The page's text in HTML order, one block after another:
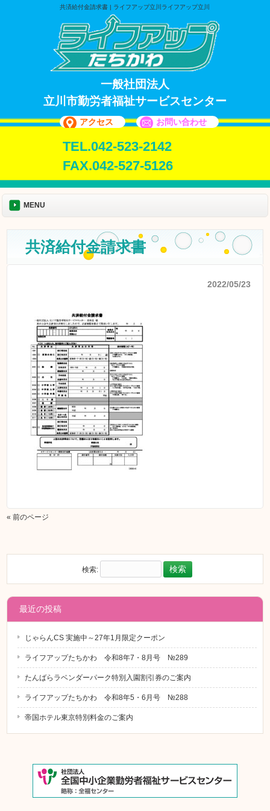
共済給付金請求書 | ライフアップ立川ライフアップ立川
一般社団法人
立川市勤労者福祉サービスセンター
アクセス お問い合わせ
TEL.042-523-2142
FAX.042-527-5126
MENU
共済給付金請求書
2022/05/23
« 前のページ
検索:
最近の投稿
じゃらんCS 実施中～27年1月限定クーポン
ライフアップたちかわ 令和8年7・8月号 №289
たんばらラベンダーパーク特別入園割引券のご案内
ライフアップたちかわ 令和8年5・6月号 №288
帝国ホテル東京特別料金のご案内